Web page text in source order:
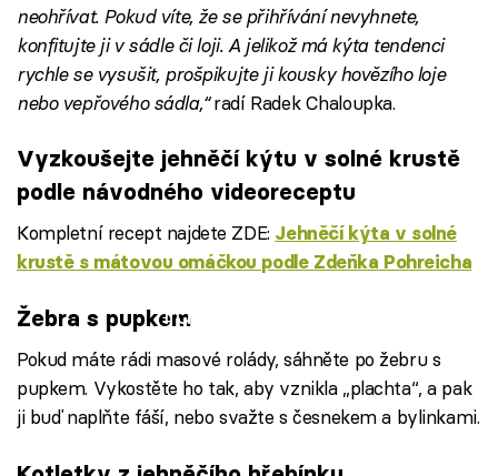
neohřívat. Pokud víte, že se přihřívání nevyhnete,
konfitujte ji v sádle či loji. A jelikož má kýta tendenci
rychle se vysušit, prošpikujte ji kousky hovězího loje
nebo vepřového sádla,“radí Radek Chaloupka.
Vyzkoušejte jehněčí kýtu v solné krustě
podle návodného videoreceptu
Kompletní recept najdete ZDE: Jehněčí kýta v solné
krustě s mátovou omáčkou podle Zdeňka Pohreicha
Failed to fetch
Žebra s pupkem
Pokud máte rádi masové rolády, sáhněte po žebru s
pupkem. Vykostěte ho tak, aby vznikla „plachta“, a pak
ji buď naplňte fáší, nebo svažte s česnekem a bylinkami.